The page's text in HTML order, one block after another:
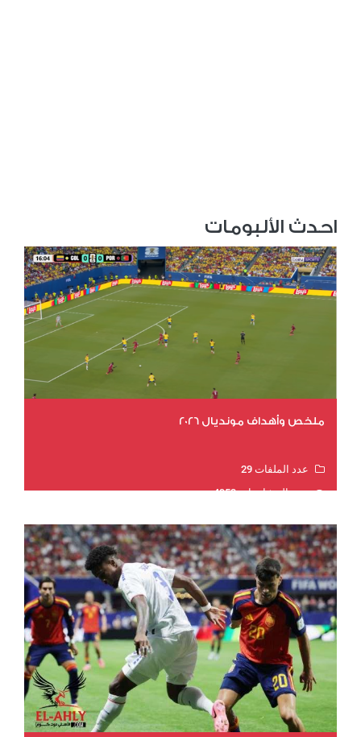
احدث الألبومات
ملخص وأهداف مونديال 2026
عدد الملفات 29
عدد المشاهدات 4953